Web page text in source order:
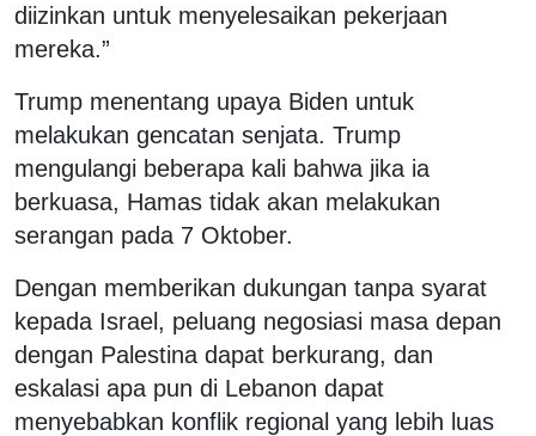
diizinkan untuk menyelesaikan pekerjaan
mereka.”
Trump menentang upaya Biden untuk
melakukan gencatan senjata. Trump
mengulangi beberapa kali bahwa jika ia
berkuasa, Hamas tidak akan melakukan
serangan pada 7 Oktober.
Dengan memberikan dukungan tanpa syarat
kepada Israel, peluang negosiasi masa depan
dengan Palestina dapat berkurang, dan
eskalasi apa pun di Lebanon dapat
menyebabkan konflik regional yang lebih luas